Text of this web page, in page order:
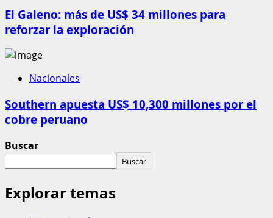
El Galeno: más de US$ 34 millones para
reforzar la exploración
Nacionales
Southern apuesta US$ 10,300 millones por el
cobre peruano
Buscar
Buscar
Explorar temas